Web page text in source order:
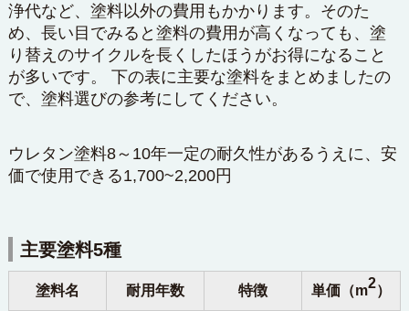
浄代など、塗料以外の費用もかかります。そのた
め、長い目でみると塗料の費用が高くなっても、塗
り替えのサイクルを長くしたほうがお得になること
が多いです。 下の表に主要な塗料をまとめましたの
で、塗料選びの参考にしてください。
ウレタン塗料8～10年一定の耐久性があるうえに、安
価で使用できる1,700~2,200円
主要塗料5種
塗料名 耐用年数 特徴 単価（m2）